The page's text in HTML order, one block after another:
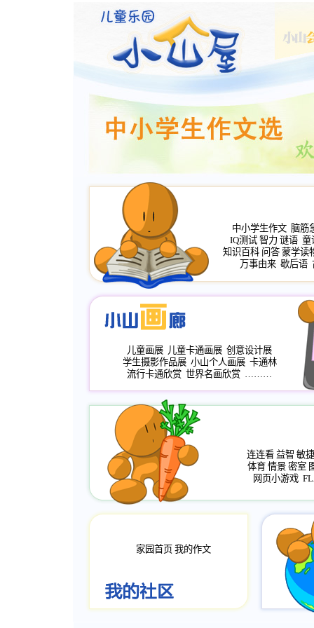
中小学生作文 脑筋
IQ测试 智力 谜语 童
知识百科 问答 蒙学读
万事由来 歇后语
儿童画展 儿童卡通画展 创意设计展
学生摄影作品展 小山个人画展 卡通林
流行卡通欣赏 世界名画欣赏 ………
连连看 益智 敏捷
体育 情景 密室
网页小游戏
家园首页 我的作文